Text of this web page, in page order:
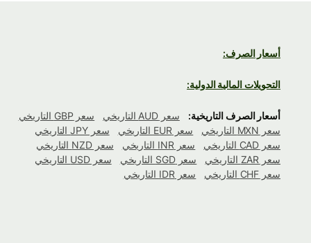
أسعار الصرف:
التحويلات المالية الدولية:
أسعار الصرف التاريخية: سعر AUD التاريخي
سعر GBP التاريخي
سعر MXN التاريخي
سعر EUR التاريخي
سعر JPY التاريخي
سعر CAD التاريخي
سعر INR التاريخي
سعر NZD التاريخي
سعر ZAR التاريخي
سعر SGD التاريخي
سعر USD التاريخي
سعر CHF التاريخي
سعر IDR التاريخي